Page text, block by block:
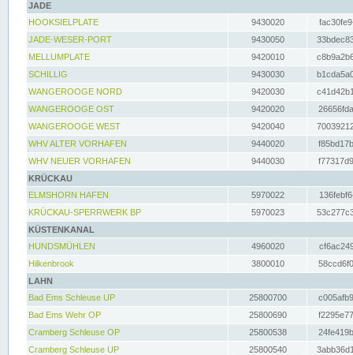
JADE
HOOKSIELPLATE
9430020
JADE-WESER-PORT
9430050
MELLUMPLATE
9420010
SCHILLIG
9430030
WANGEROOGE NORD
9420030
WANGEROOGE OST
9420020
WANGEROOGE WEST
9420040
WHV ALTER VORHAFEN
9440020
WHV NEUER VORHAFEN
9440030
KRÜCKAU
ELMSHORN HAFEN
5970022
KRÜCKAU-SPERRWERK BP
5970023
KÜSTENKANAL
HUNDSMÜHLEN
4960020
Hilkenbrook
3800010
LAHN
Bad Ems Schleuse UP
25800700
Bad Ems Wehr OP
25800690
Cramberg Schleuse OP
25800538
Cramberg Schleuse UP
25800540